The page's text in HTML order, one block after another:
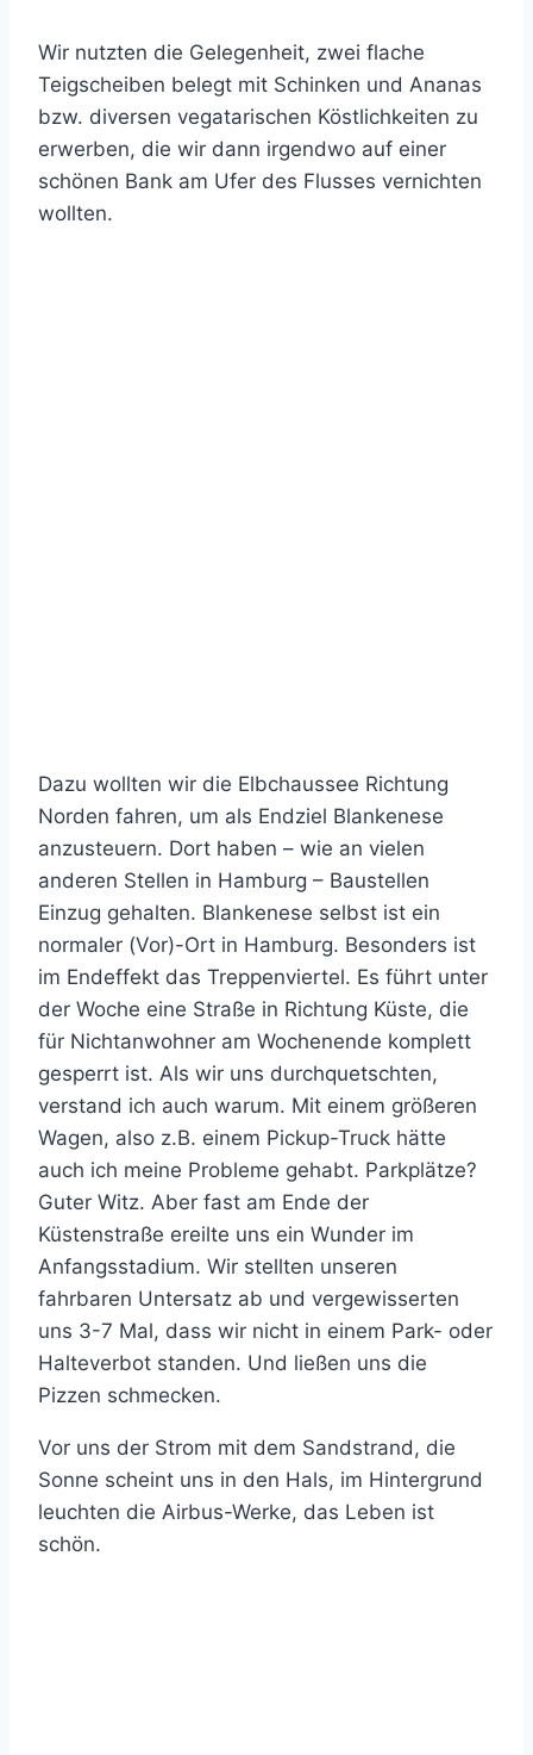
Wir nutzten die Gelegenheit, zwei flache
Teigscheiben belegt mit Schinken und Ananas
bzw. diversen vegatarischen Köstlichkeiten zu
erwerben, die wir dann irgendwo auf einer
schönen Bank am Ufer des Flusses vernichten
wollten.
Dazu wollten wir die Elbchaussee Richtung
Norden fahren, um als Endziel Blankenese
anzusteuern. Dort haben – wie an vielen
anderen Stellen in Hamburg – Baustellen
Einzug gehalten. Blankenese selbst ist ein
normaler (Vor)-Ort in Hamburg. Besonders ist
im Endeffekt das Treppenviertel. Es führt unter
der Woche eine Straße in Richtung Küste, die
für Nichtanwohner am Wochenende komplett
gesperrt ist. Als wir uns durchquetschten,
verstand ich auch warum. Mit einem größeren
Wagen, also z.B. einem Pickup-Truck hätte
auch ich meine Probleme gehabt. Parkplätze?
Guter Witz. Aber fast am Ende der
Küstenstraße ereilte uns ein Wunder im
Anfangsstadium. Wir stellten unseren
fahrbaren Untersatz ab und vergewisserten
uns 3-7 Mal, dass wir nicht in einem Park- oder
Halteverbot standen. Und ließen uns die
Pizzen schmecken.
Vor uns der Strom mit dem Sandstrand, die
Sonne scheint uns in den Hals, im Hintergrund
leuchten die Airbus-Werke, das Leben ist
schön.